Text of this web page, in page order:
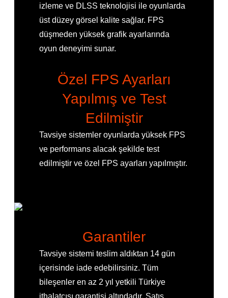
izleme ve DLSS teknolojisi ile oyunlarda
üst düzey görsel kalite sağlar. FPS
düşmeden yüksek grafik ayarlarında
oyun deneyimi sunar.
Özel FPS Ayarları
Yapılmış ve Test
Edilmiştir
Tavsiye sistemler oyunlarda yüksek FPS
ve performans alacak şekilde test
edilmiştir ve özel FPS ayarları yapılmıştır.
Garantiler
Tavsiye sistemi teslim aldıktan 14 gün
içerisinde iade edebilirsiniz. Tüm
bileşenler en az 2 yıl yetkili Türkiye
ithalatçısı garantisi altındadır. Satış